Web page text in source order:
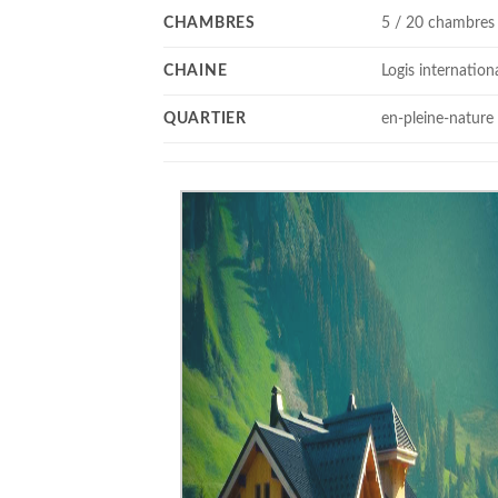
CHAMBRES 5 / 20 chambres
CHAINE Logis
QUARTIER en-pleine-nature